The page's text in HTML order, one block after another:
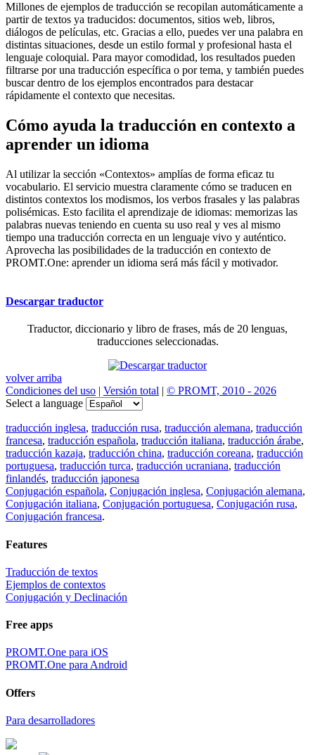
Millones de ejemplos de traducción se recopilan automáticamente a
partir de textos ya traducidos: documentos, sitios web, libros,
diálogos de películas, etc. Gracias a ello, puedes ver una palabra en
distintas situaciones, desde un estilo formal y profesional hasta el
lenguaje coloquial. Para mayor comodidad, los resultados pueden
filtrarse por una traducción específica o por tema, y también puedes
buscar dentro de los ejemplos encontrados para destacar
rápidamente el contexto que necesitas.
Cómo ayuda la traducción en contexto a
aprender un idioma
Al utilizar la sección «Contextos» amplías de forma eficaz tu
vocabulario. El servicio muestra claramente cómo se traducen en
distintos contextos los modismos, los verbos frasales y las palabras
polisémicas. Esto facilita el aprendizaje de idiomas: memorizas las
palabras nuevas teniendo en cuenta su uso real y ves al mismo
tiempo una traducción correcta en un lenguaje vivo y auténtico.
Aprovecha las posibilidades de la traducción en contexto de
PROMT.One: aprender un idioma será más fácil y motivador.
Descargar traductor
Traductor, diccionario y libro de frases, más de 20 lenguas,
traducciones seleccionadas.
volver arriba
Condiciones del uso | Versión total | © PROMT, 2010 - 2026
Select a language
traducción inglesa, traducción rusa, traducción alemana, traducción
francesa, traducción española, traducción italiana, traducción árabe,
traducción kazaja, traducción china, traducción coreana, traducción
portuguesa, traducción turca, traducción ucraniana, traducción
finlandés, traducción japonesa
Conjugación española, Conjugación inglesa, Conjugación alemana,
Conjugación italiana, Conjugación portuguesa, Conjugación rusa,
Conjugación francesa.
Features
Traducción de textos
Ejemplos de contextos
Conjugación y Declinación
Free apps
PROMT.One para iOS
PROMT.One para Android
Offers
Para desarrolladores